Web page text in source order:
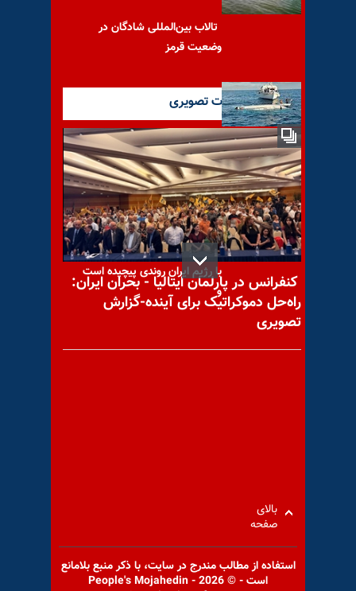
تالاب بین‌المللی شادگان در
وضعیت قرمز
مرگ تکان‌دهنده بیش از ۱۰هزار
نفر از مهاجران نیجریه
جی‌دی ونس: دستیابی به توافق
با رژیم ایران روندی پیچیده است
و
آخرین گزارشات تصویری
کنفرانس در پارلمان ایتالیا - بحران ایران:
راه‌حل دموکراتیک برای آینده-گزارش
تصویری
بالای
صفحه
استفاده از مطالب مندرج در سايت، با ذكر منبع بلامانع
است - © 2026 - People's Mojahedin